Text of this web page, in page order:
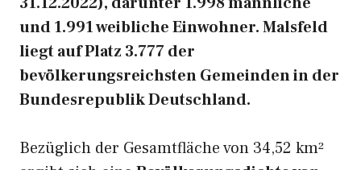
und 1.991 weibliche Einwohner. Malsfeld
liegt auf Platz 3.777 der
bevölkerungsreichsten Gemeinden in der
Bundesrepublik Deutschland.
Bezüglich der Gesamtfläche von 34,52 km²